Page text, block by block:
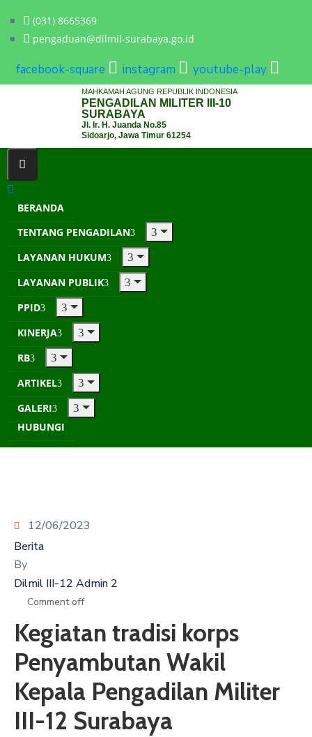
(031) 8665369
pengaduan@dilmil-surabaya.go.id
facebook-square instagram youtube-play
MAHKAMAH AGUNG REPUBLIK INDONESIA
PENGADILAN MILITER III-10
SURABAYA
Jl. Ir. H. Juanda No.85
Sidoarjo, Jawa Timur 61254
BERANDA
TENTANG PENGADILAN
LAYANAN HUKUM
LAYANAN PUBLIK
PPID
KINERJA
RB
ARTIKEL
GALERI
HUBUNGI
12/06/2023
Berita
By
Dilmil III-12 Admin 2
Comment off
Kegiatan tradisi korps
Penyambutan Wakil
Kepala Pengadilan Militer
III-12 Surabaya